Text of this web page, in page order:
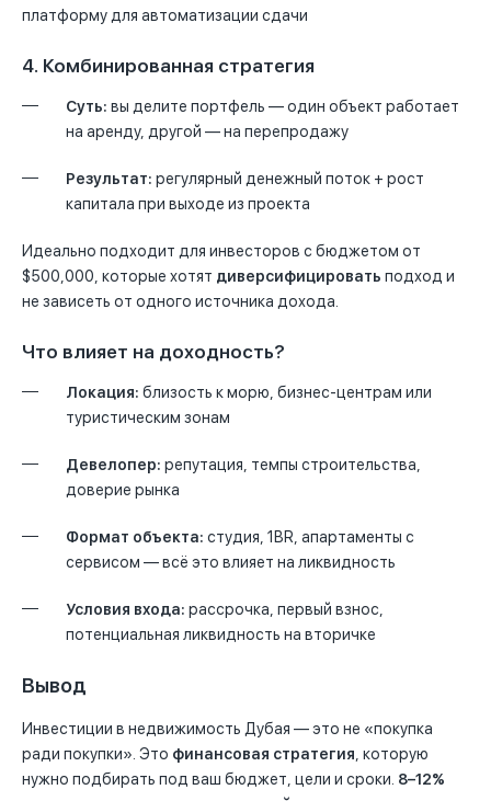
платформу для автоматизации сдачи
4. Комбинированная стратегия
Суть: вы делите портфель — один объект работает
на аренду, другой — на перепродажу
Результат: регулярный денежный поток + рост
капитала при выходе из проекта
Идеально подходит для инвесторов с бюджетом от
$500,000, которые хотят диверсифицировать подход и
не зависеть от одного источника дохода.
Что влияет на доходность?
Локация: близость к морю, бизнес-центрам или
туристическим зонам
Девелопер: репутация, темпы строительства,
доверие рынка
Формат объекта: студия, 1BR, апартаменты с
сервисом — всё это влияет на ликвидность
Условия входа: рассрочка, первый взнос,
потенциальная ликвидность на вторичке
Вывод
Инвестиции в недвижимость Дубая — это не «покупка
ради покупки». Это финансовая стратегия , которую
нужно подбирать под ваш бюджет, цели и сроки. 8–12%